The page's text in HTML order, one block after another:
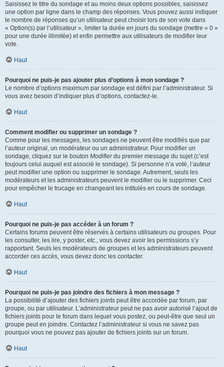
Saisissez le titre du sondage et au moins deux options possibles, saisissez
une option par ligne dans le champ des réponses. Vous pouvez aussi indiquer
le nombre de réponses qu’un utilisateur peut choisir lors de son vote dans
« Option(s) par l’utilisateur », limiter la durée en jours du sondage (mettre « 0 »
pour une durée illimitée) et enfin permettre aux utilisateurs de modifier leur
vote.
Haut
Pourquoi ne puis-je pas ajouter plus d’options à mon sondage ?
Le nombre d’options maximum par sondage est défini par l’administrateur. Si
vous avez besoin d’indiquer plus d’options, contactez-le.
Haut
Comment modifier ou supprimer un sondage ?
Comme pour les messages, les sondages ne peuvent être modifiés que par
l’auteur original, un modérateur ou un administrateur. Pour modifier un
sondage, cliquez sur le bouton Modifierdu premier message du sujet (c’est
toujours celui auquel est associé le sondage). Si personne n’a voté, l’auteur
peut modifier une option ou supprimer le sondage. Autrement, seuls les
modérateurs et les administrateurs peuvent le modifier ou le supprimer. Ceci
pour empêcher le trucage en changeant les intitulés en cours de sondage.
Haut
Pourquoi ne puis-je pas accéder à un forum ?
Certains forums peuvent être réservés à certains utilisateurs ou groupes. Pour
les consulter, les lire, y poster, etc., vous devez avoir les permissions s’y
rapportant. Seuls les modérateurs de groupes et les administrateurs peuvent
accorder ces accès, vous devez donc les contacter.
Haut
Pourquoi ne puis-je pas joindre des fichiers à mon message ?
La possibilité d’ajouter des fichiers joints peut être accordée par forum, par
groupe, ou par utilisateur. L’administrateur peut ne pas avoir autorisé l’ajout de
fichiers joints pour le forum dans lequel vous postez, ou peut-être que seul un
groupe peut en joindre. Contactez l’administrateur si vous ne savez pas
pourquoi vous ne pouvez pas ajouter de fichiers joints sur un forum.
Haut